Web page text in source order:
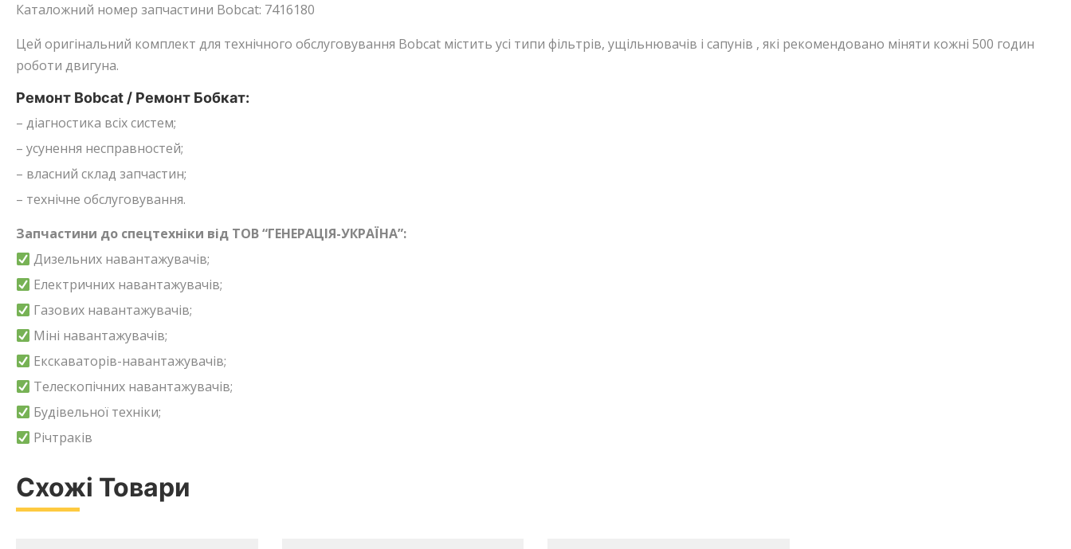
Каталожний номер запчастини Bobcat: 7416180
Цей оригінальний комплект для технічного обслуговування Bobcat містить усі типи фільтрів, ущільнювачів і сапунів , які рекомендовано міняти кожні 500 годин
роботи двигуна.
Ремонт Bobcat / Ремонт Бобкат:
– діагностика всіх систем;
– усунення несправностей;
– власний склад запчастин;
– технічне обслуговування.
Запчастини до спецтехніки від ТОВ “ГЕНЕРАЦІЯ-УКРАЇНА”:
Дизельних навантажувачів;
Електричних навантажувачів;
Газових навантажувачів;
Міні навантажувачів;
Екскаваторів-навантажувачів;
Телескопічних навантажувачів;
Будівельної техніки;
Річтраків
Схожі Товари